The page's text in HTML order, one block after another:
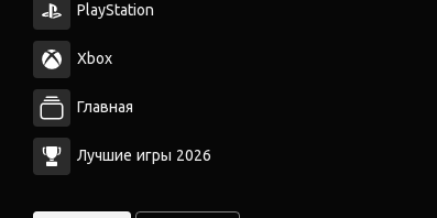
PlayStation
Xbox
Главная
Лучшие игры 2026